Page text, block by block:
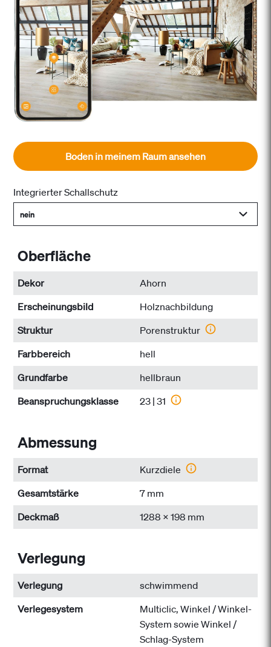
Boden in meinem Raum ansehen
Integrierter Schallschutz
nein
Oberfläche
Dekor
Ahorn
Erscheinungsbild
Holznachbildung
Struktur
Porenstruktur
Farbbereich
hell
Grundfarbe
hellbraun
Beanspruchungs­klasse
23 | 31
Abmessung
Format
Kurzdiele
Gesamtstärke
7 mm
Deckmaß
1288 x 198 mm
Verlegung
Verlegung
schwimmend
Verlegesystem
Multiclic, Winkel / Winkel-
System sowie Winkel /
Schlag-System